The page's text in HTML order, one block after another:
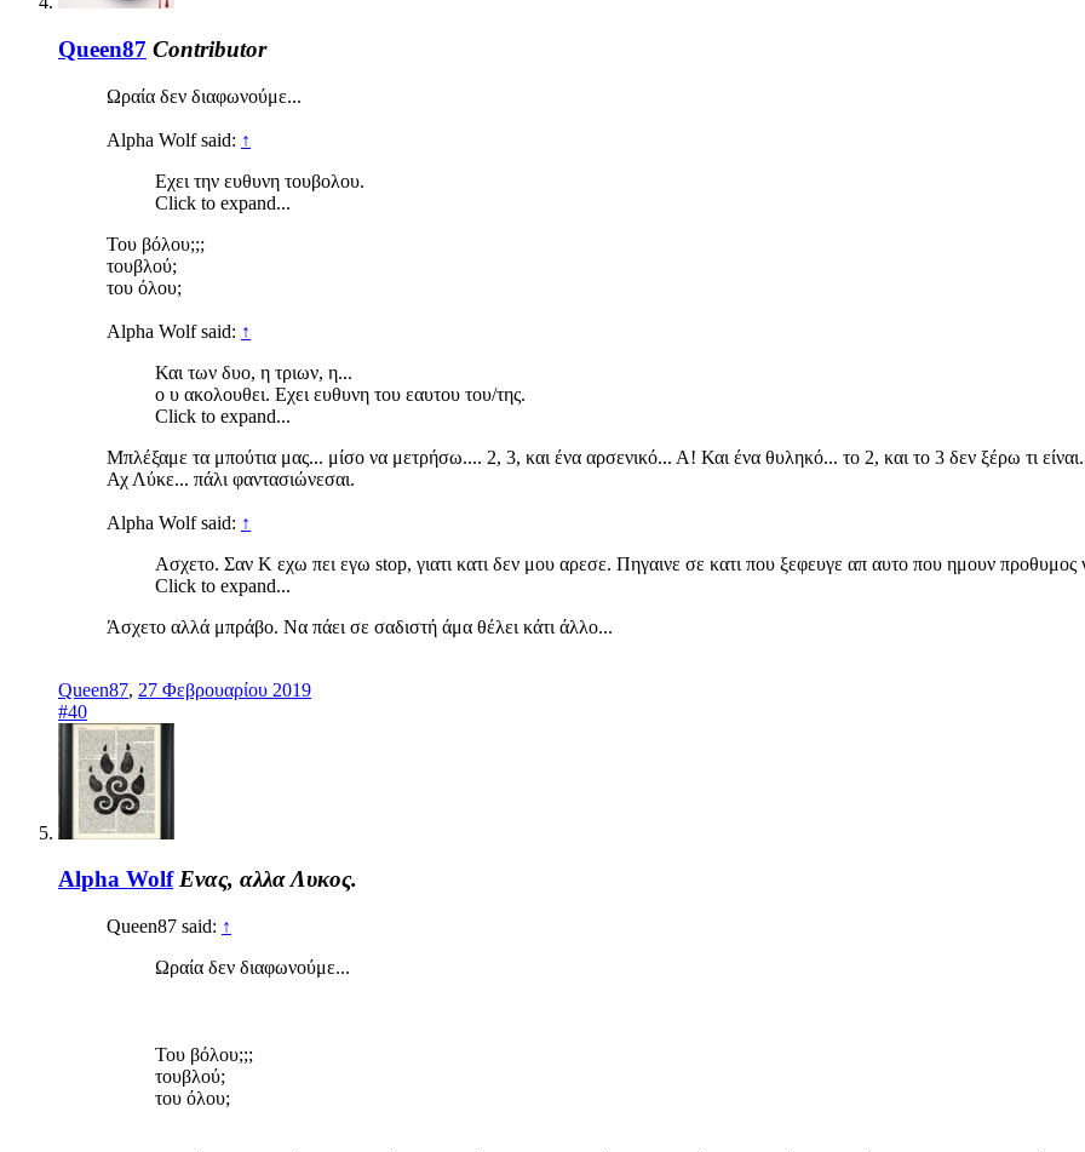
Queen87 Contributor
Ωραία δεν διαφωνούμε...
Alpha Wolf said: ↑
Εχει την ευθυνη τουβολου.
Click to expand...
Του βόλου;;;
τουβλού;
του όλου;
Alpha Wolf said: ↑
Και των δυο, η τριων, η...
ο υ ακολουθει. Εχει ευθυνη του εαυτου του/της.
Click to expand...
Μπλέξαμε τα μπούτια μας... μίσο να μετρήσω.... 2, 3, και ένα αρσενικό... Α! Και ένα θυληκό... το 2, και το 3 δεν ξέρω τι
Αχ Λύκε... πάλι φαντασιώνεσαι.
Alpha Wolf said: ↑
Ασχετο. Σαν Κ εχω πει εγω stop, γιατι κατι δεν μου αρεσε. Πηγαινε σε κατι που ξεφευγε απ αυτο που ημουν
Click to expand...
Άσχετο αλλά μπράβο. Να πάει σε σαδιστή άμα θέλει κάτι άλλο...
Queen87, 27 Φεβρουαρίου 2019
#40
Alpha Wolf Ενας, αλλα Λυκος.
Queen87 said: ↑
Ωραία δεν διαφωνούμε...
Του βόλου;;;
τουβλού;
του όλου;